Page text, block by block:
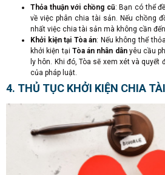
Thỏa thuận với chồng cũ: Bạn có thể
về việc phân chia tài sản. Nếu chồng
nhất việc chia tài sản mà không cần
Khởi kiện tại Tòa án: Nếu không thể
khởi kiện tại Tòa án nhân dânyêu cầu
ly hôn. Khi đó, Tòa sẽ xem xét và
của pháp luật.
4. THỦ TỤC KHỞI KIỆN CHIA